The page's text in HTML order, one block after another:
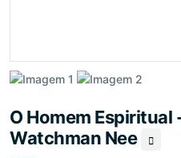
O Homem Espiritual
Watchman Nee